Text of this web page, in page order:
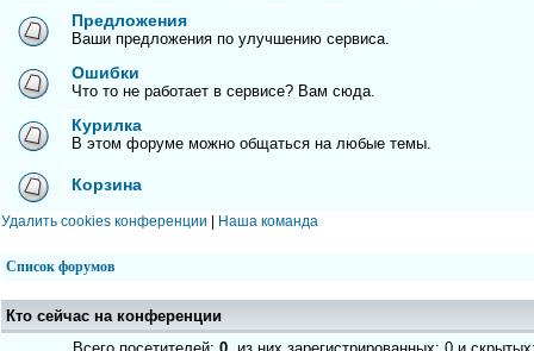
Предложения
Ваши предложения по улучшению сервиса.
Ошибки
Что то не работает в сервисе? Вам сюда.
Курилка
В этом форуме можно общаться на любые темы.
Корзина
Удалить cookies конференции Наша команда
Список форумов
Кто сейчас на конференции